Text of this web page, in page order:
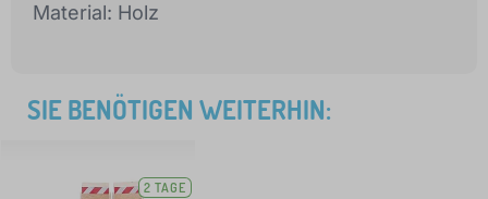
Material: Holz
SIE BENÖTIGEN WEITERHIN:
2 TAGE